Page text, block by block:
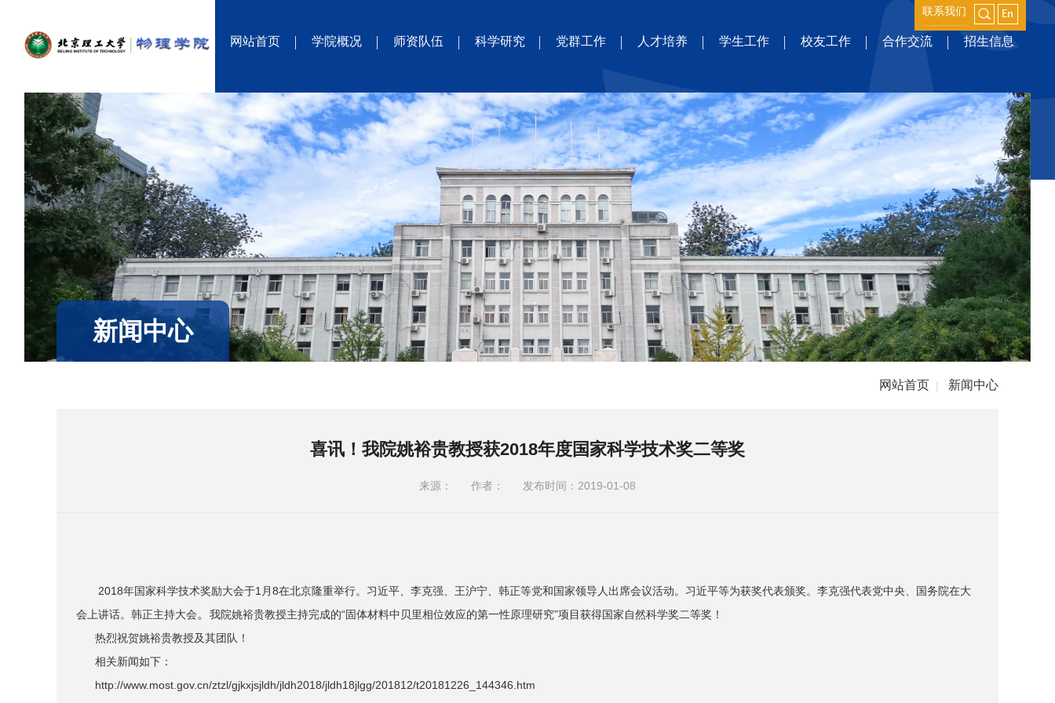
联系我们
网站首页 学院概况 师资队伍 科学研究 党群工作 人才培养 学生工作 校友工作 合作交流 招生信息
新闻中心
网站首页 | 新闻中心
喜讯！我院姚裕贵教授获2018年度国家科学技术奖二等奖
来源： 作者： 发布时间：2019-01-08
2018年国家科学技术奖励大会于1月8在北京隆重举行。习近平、李克强、王沪宁、韩正等党和国家领导人出席会议活动。习近平等为获奖代表颁奖。李克强代表党中央、国务院在大
会上讲话。韩正主持大会。 我院姚裕贵教授主持完成的“固体材料中贝里相位效应的第一性原理研究”项目获得国家自然科学奖二等奖！
热烈祝贺姚裕贵教授及其团队！
相关新闻如下：
http://www.most.gov.cn/ztzl/gjkxjsjldh/jldh2018/jldh18jlgg/201812/t20181226_144346.htm